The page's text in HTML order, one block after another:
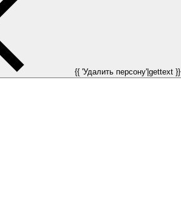
{{ 'Удалить персону'|gettext }}